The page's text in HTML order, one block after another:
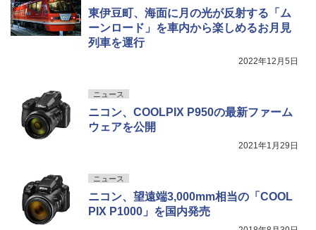
東伊豆町、海面に月の光が反射する「ム
ーンロード」を車内から楽しめるお月見
列車を運行
2022年12月5日
ニュース
ニコン、COOLPIX P950の最新ファーム
ウェアを公開
2021年1月29日
ニュース
ニコン、望遠端3,000mm相当の「COOL
PIX P1000」を国内発売